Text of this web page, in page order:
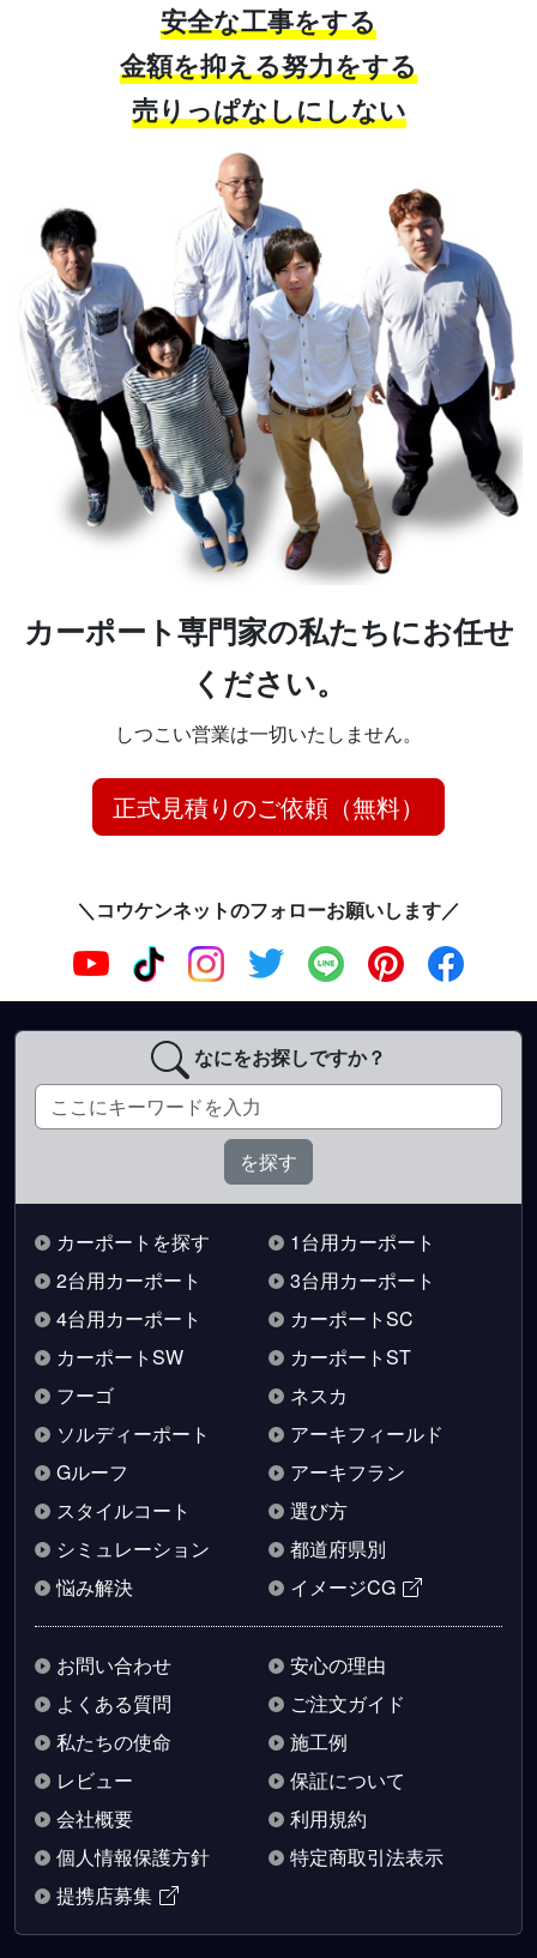
安全な工事をする
金額を抑える努力をする
売りっぱなしにしない
カーポート専門家の私たちにお任せ
ください。
しつこい営業は一切いたしません。
正式見積りのご依頼（無料）
＼コウケンネットのフォローお願いします／
なにをお探しですか？
カーポートを探す
1台用カーポート
2台用カーポート
3台用カーポート
4台用カーポート
カーポートSC
カーポートSW
カーポートST
フーゴ
ネスカ
ソルディーポート
アーキフィールド
Gルーフ
アーキフラン
スタイルコート
選び方
シミュレーション
都道府県別
悩み解決
イメージCG
お問い合わせ
安心の理由
よくある質問
ご注文ガイド
私たちの使命
施工例
レビュー
保証について
会社概要
利用規約
個人情報保護方針
特定商取引法表示
提携店募集